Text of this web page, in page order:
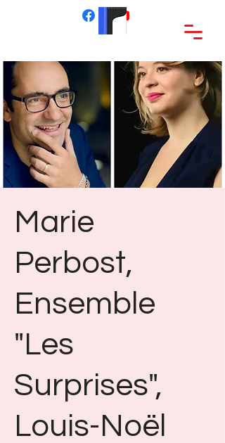
Marie
Perbost,
Ensemble
"Les
Surprises",
Louis-Noël